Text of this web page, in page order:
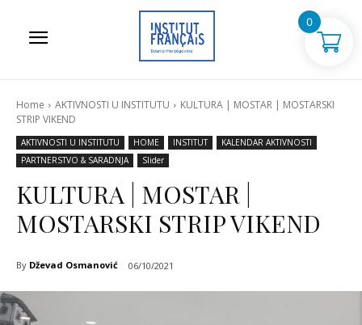
Home AKTIVNOSTI U INSTITUTU
KULTURA | MOSTAR | MOSTARSKI
STRIP VIKEND
AKTIVNOSTI U INSTITUTU HOME INSTITUT
KALENDAR AKTIVNOSTI
PARTNERSTVO & SARADNJA
Slider
KULTURA | MOSTAR |
MOSTARSKI STRIP VIKEND
By Dževad Osmanović 06/10/2021
0